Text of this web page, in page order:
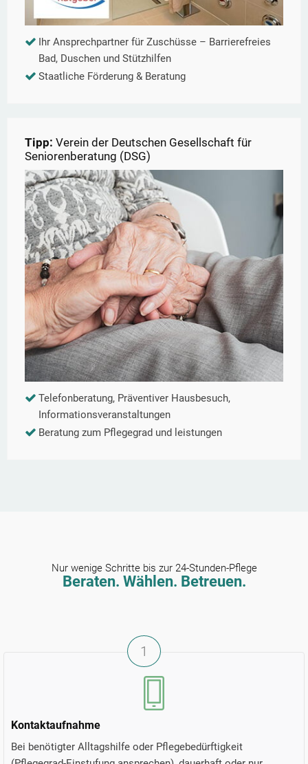
Ihr Ansprechpartner für Zuschüsse – Barrierefreies
Bad, Duschen und Stützhilfen
Staatliche Förderung & Beratung
Tipp: Verein der Deutschen Gesellschaft für
Seniorenberatung (DSG)
Telefonberatung, Präventiver Hausbesuch,
Informationsveranstaltungen
Beratung zum Pflegegrad und leistungen
Nur wenige Schritte bis zur 24-Stunden-Pflege
Beraten. Wählen. Betreuen.
Kontaktaufnahme
Bei benötigter Alltagshilfe oder Pflegebedürftigkeit
1